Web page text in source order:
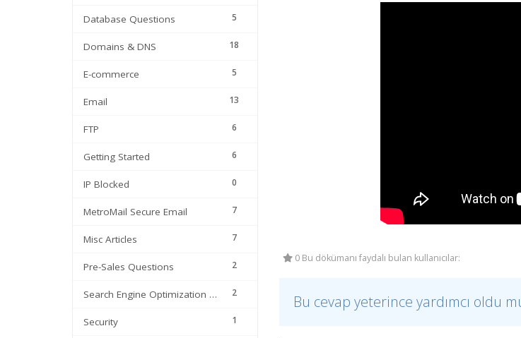
5
Database Questions
18
Domains & DNS
5
E-commerce
13
Email
6
FTP
6
Getting Started
0
IP Blocked
7
MetroMail Secure Email
7
Misc Articles
2
Pre-Sales Questions
2
Search Engine Optimization | SEO
1
Security
0 Bu dökümanı faydalı bulan kullanıcılar:
Bu cevap yeterince yardımcı oldu